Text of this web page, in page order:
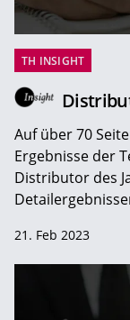
TH INSIGHT
Auf über 70
Ergebnisse der
Distributor des
21. Feb 2023